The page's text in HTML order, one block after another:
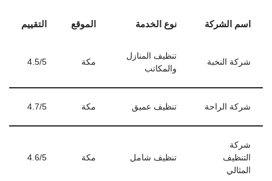
اسم الشركة نوع الخدمة الموقع التقييم
شركة النخبة
تنظيف المنازل
والمكاتب
مكة 4.5/5
شركة الراحة تنظيف عميق مكة 4.7/5
شركة
التنظيف
المثالي
تنظيف شامل مكة 4.6/5